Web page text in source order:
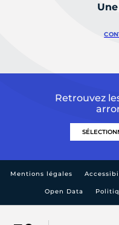
Retrouvez
Mentions légales
Open Data